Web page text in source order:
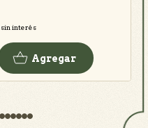
sin interés
Agregar